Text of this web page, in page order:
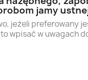
jamy
jeżeli preferowany
wpisać w uwagach